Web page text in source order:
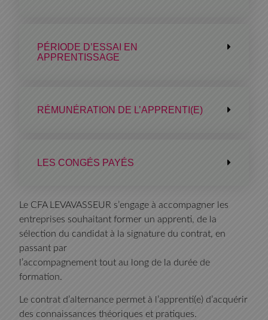
PÉRIODE D’ESSAI EN
APPRENTISSAGE
RÉMUNÉRATION DE L’APPRENTI(E)
LES CONGÉS PAYÉS
Le CFA LEVAVASSEUR s’engage à accompagner les
entreprises souhaitant former un apprenti, de la
sélection du candidat à la signature du contrat, en
passant par
l’accompagnement tout au long de la durée de
formation.
Le contrat d’alternance permet à l’apprenti(e) d’acquérir
des connaissances théoriques et pratiques.